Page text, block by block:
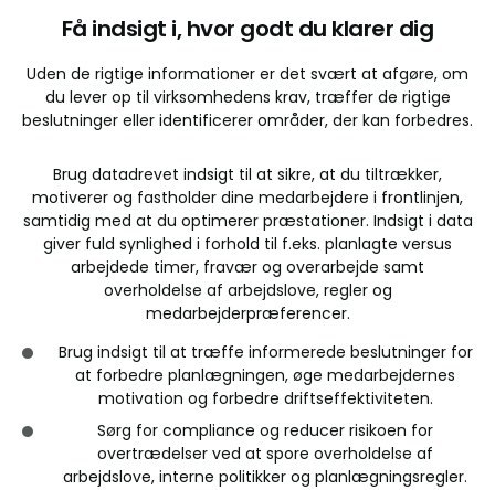
Få indsigt i, hvor godt du klarer dig
Uden de rigtige informationer er det svært at afgøre, om
du lever op til virksomhedens krav, træffer de rigtige
beslutninger eller identificerer områder, der kan forbedres.
Brug datadrevet indsigt til at sikre, at du tiltrækker,
motiverer og fastholder dine medarbejdere i frontlinjen,
samtidig med at du optimerer præstationer. Indsigt i data
giver fuld synlighed i forhold til f.eks. planlagte versus
arbejdede timer, fravær og overarbejde samt
overholdelse af arbejdslove, regler og
medarbejderpræferencer.
Brug indsigt til at træffe informerede beslutninger for
at forbedre planlægningen, øge medarbejdernes
motivation og forbedre driftseffektiviteten.
Sørg for compliance og reducer risikoen for
overtrædelser ved at spore overholdelse af
arbejdslove, interne politikker og planlægningsregler.